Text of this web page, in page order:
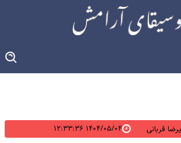
قربانی ۱۴۰۴/۰۵/۰۴ ۱۲:۳۳:۳۶